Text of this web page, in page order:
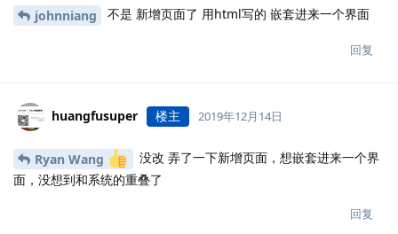
johnniang 不是 新增页面了 用html写的 嵌套进来一个界面
回复
huangfusuper 楼主 2019年12月14日
Ryan Wang
没改 弄了一下新增页面，想嵌套进来一个界
面，没想到和系统的重叠了
回复